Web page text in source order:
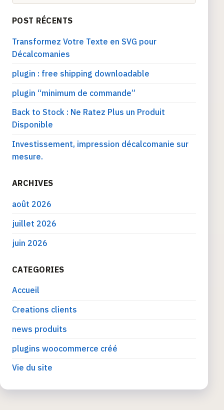
POST RÉCENTS
Transformez Votre Texte en SVG pour
Décalcomanies
plugin : free shipping downloadable
plugin “minimum de commande”
Back to Stock : Ne Ratez Plus un Produit
Disponible
Investissement, impression décalcomanie sur
mesure.
ARCHIVES
août 2026
juillet 2026
juin 2026
CATEGORIES
Accueil
Creations clients
news produits
plugins woocommerce créé
Vie du site